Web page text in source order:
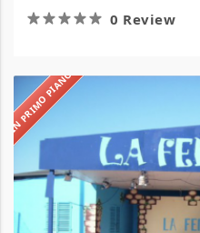
0 Review
IN PRIMO PIANO
Fenice